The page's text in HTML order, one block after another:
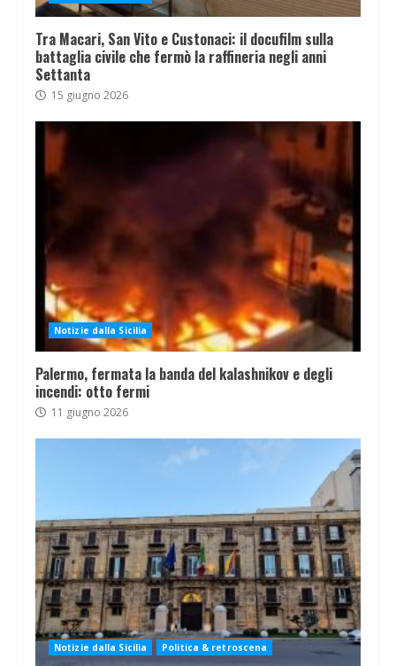
Tra Macari, San Vito e Custonaci: il docufilm sulla
battaglia civile che fermò la raffineria negli anni
Settanta
15 giugno 2026
Notizie dalla Sicilia
Palermo, fermata la banda del kalashnikov e degli
incendi: otto fermi
11 giugno 2026
Notizie dalla Sicilia Politica & retroscena